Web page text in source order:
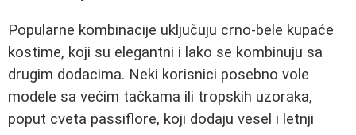
Popularne kombinacije uključuju crno-bele kupaće
kostime, koji su elegantni i lako se kombinuju sa
drugim dodacima. Neki korisnici posebno vole
modele sa većim tačkama ili tropskih uzoraka,
poput cveta passiflore, koji dodaju vesel i letnji